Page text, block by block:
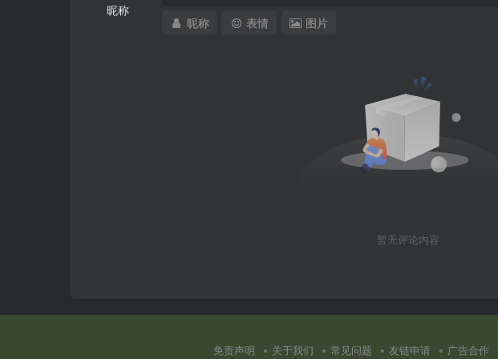
昵称
昵称 表情 图片
暂无评论内容
免责声明 关于我们 常见问题 友链申请 广告合作